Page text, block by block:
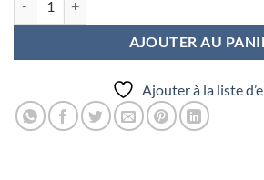
AJOUTER AU
Ajouter à la liste